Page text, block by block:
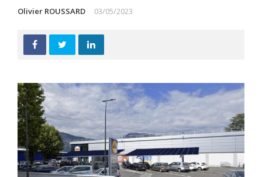
Olivier ROUSSARD 03/05/2023